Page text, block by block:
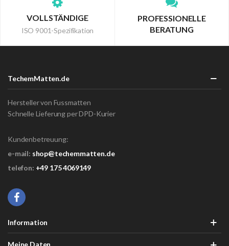
VOLLSTÄNDIGE
ISO 9001-Spezifikation
PROFESSIONELLE
BERATUNG
TechemMatten.de
Hersteller von Fussmatten
Schnelle Lieferung per DPD-Kurier
Kundenbetreuung:
e-mail: shop@techemmatten.de
telefon: +49 175 4069149
Information